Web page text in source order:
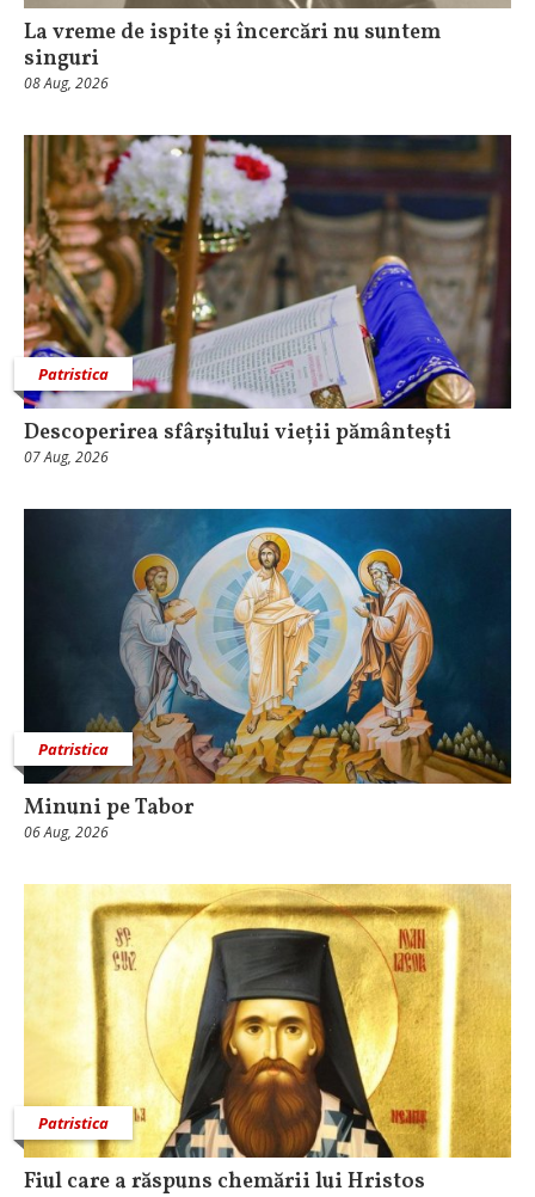
La vreme de ispite și încercări nu suntem
singuri
08 Aug, 2026
Patristica
Descoperirea sfârșitului vieții pământești
07 Aug, 2026
Patristica
Minuni pe Tabor
06 Aug, 2026
Patristica
Fiul care a răspuns chemării lui Hristos